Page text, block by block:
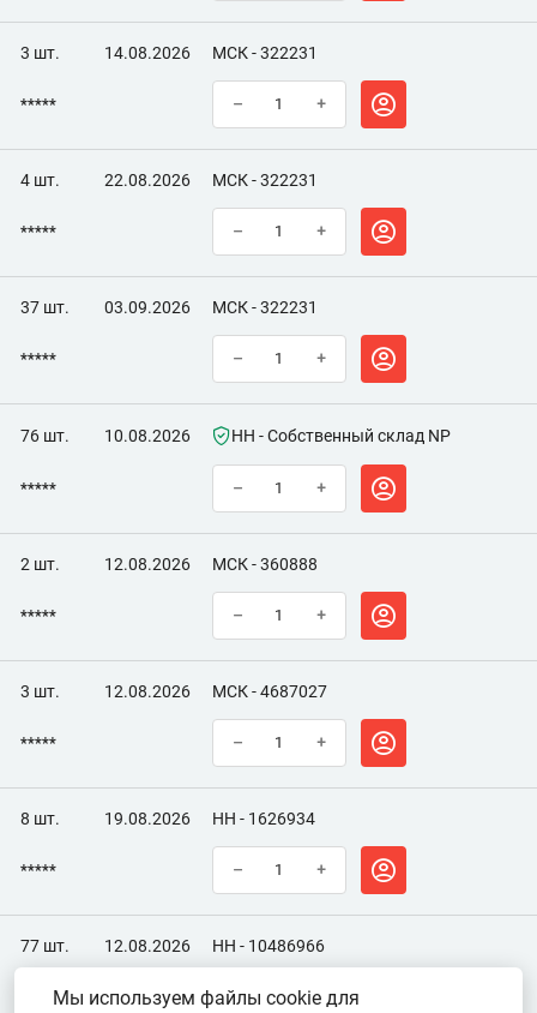
3 шт. 14.08.2026 МСК - 322231
***** – +
4 шт. 22.08.2026 МСК - 322231
***** – +
37 шт. 03.09.2026 МСК - 322231
***** – +
76 шт. 10.08.2026 НН - Собственный склад NP
***** – +
2 шт. 12.08.2026 МСК - 360888
***** – +
3 шт. 12.08.2026 МСК - 4687027
***** – +
8 шт. 19.08.2026 НН - 1626934
***** – +
77 шт. 12.08.2026 НН - 10486966
***** – +
Мы используем файлы cookie для